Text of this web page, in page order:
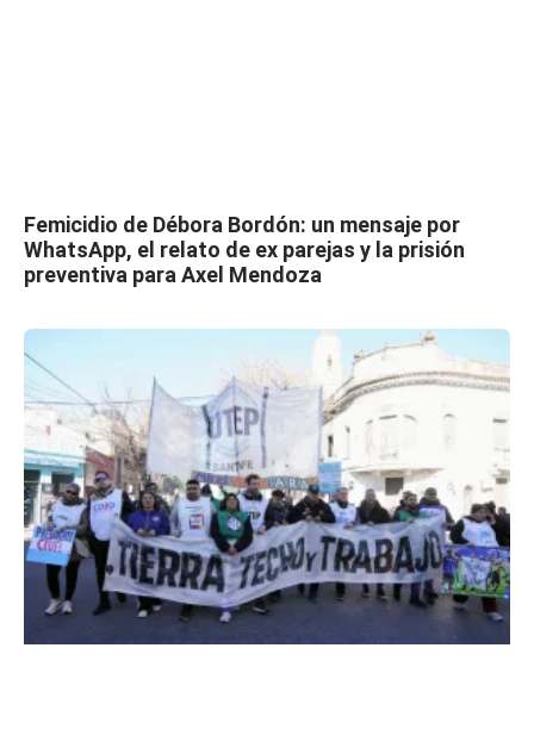
Femicidio de Débora Bordón: un mensaje por
WhatsApp, el relato de ex parejas y la prisión
preventiva para Axel Mendoza